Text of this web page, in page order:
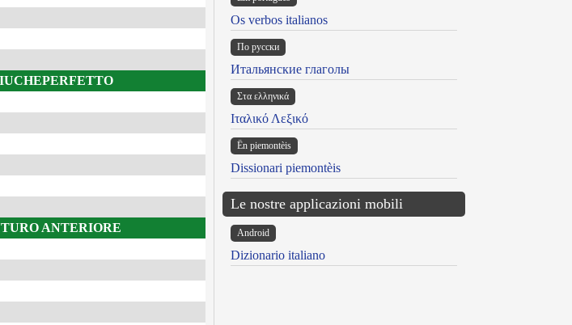
ANTERIORE
Os verbos italianos
По русски
Итальянские глаголы
Στα ελληνικά
Ιταλικό Λεξικό
Ën piemontèis
Dissionari piemontèis
Le nostre applicazioni mobili
Android
Dizionario italiano